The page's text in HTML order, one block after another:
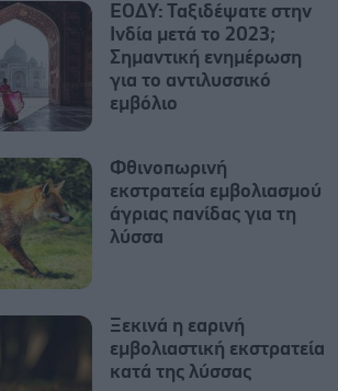
ΕΟΔΥ: Ταξιδέψατε στην
Ινδία μετά το 2023;
Σημαντική ενημέρωση
για το αντιλυσσικό
εμβόλιο
Φθινοπωρινή
εκστρατεία εμβολιασμού
άγριας πανίδας για τη
λύσσα
Ξεκινά η εαρινή
εμβολιαστική εκστρατεία
κατά της λύσσας